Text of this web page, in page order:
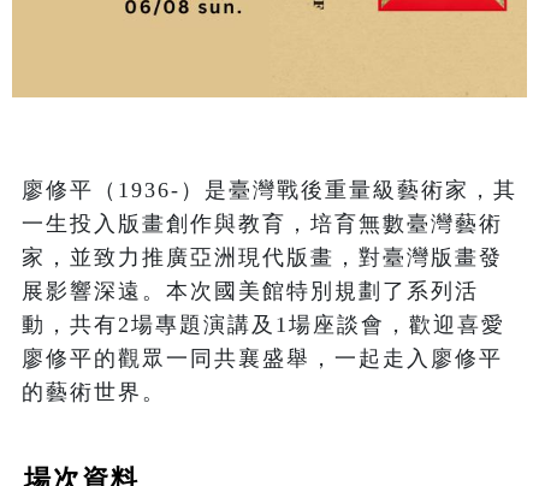
廖修平（1936-）是臺灣戰後重量級藝術家，其
一生投入版畫創作與教育，培育無數臺灣藝術
家，並致力推廣亞洲現代版畫，對臺灣版畫發
展影響深遠。本次國美館特別規劃了系列活
動，共有2場專題演講及1場座談會，歡迎喜愛
廖修平的觀眾一同共襄盛舉，一起走入廖修平
的藝術世界。
場次資料